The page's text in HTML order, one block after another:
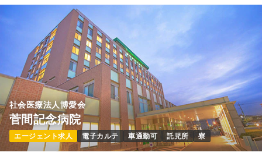
19.6〜25.6
※一例
8:30～17:30
月給25万円以上可
気になる 詳細を見る
日勤のみ（パート） 一時募集休止
給与 お問い合わせください
時間 8:30～17:30
社会医療法人博愛会
菅間記念病院
エージェント求人 電子カルテ 車通勤可 託児所 寮